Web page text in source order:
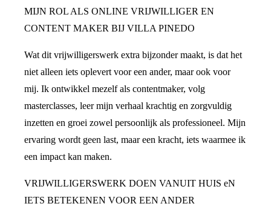
MIJN ROL ALS ONLINE VRIJWILLIGER EN
CONTENT MAKER BIJ VILLA PINEDO
Wat dit vrijwilligerswerk extra bijzonder maakt, is dat het
niet alleen iets oplevert voor een ander, maar ook voor
mij. Ik ontwikkel mezelf als contentmaker, volg
masterclasses, leer mijn verhaal krachtig en zorgvuldig
inzetten en groei zowel persoonlijk als professioneel. Mijn
ervaring wordt geen last, maar een kracht, iets waarmee ik
een impact kan maken.
VRIJWILLIGERSWERK DOEN VANUIT HUIS eN
IETS BETEKENEN VOOR EEN ANDER